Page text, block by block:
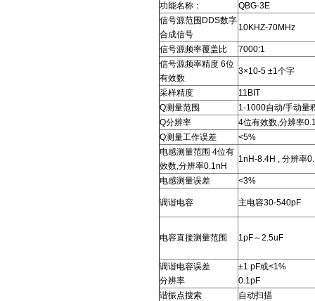
功能名称：
QBG-3E
信号源范围DDS数字
合成信号
10KHZ-70MHz
信号源频率覆盖比
7000:1
信号源频率精度 6位
有效数
3×10-5 ±1个字
采样精度
11BIT
Q测量范围
1-1000自动/手动量
Q分辨率
4位有效数,分辨率
Q测量工作误差
<5%
电感测量范围 4位有
效数,分辨率0.1nH
1nH-8.4H , 分辨率
电感测量误差 <3%
调谐电容 主电容30-540pF
电容直接测量范围 1pF～2.5uF
调谐电容误差
分辨率
±1 pF或<1%
0.1pF
谐振点搜索
自动扫描